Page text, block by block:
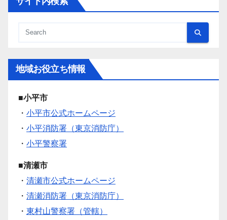
地域お役立ち情報
■小平市
・ 小平市公式ホームページ
・ 小平消防署（東京消防庁）
・ 小平警察署
■清瀬市
・ 清瀬市公式ホームページ
・ 清瀬消防署（東京消防庁）
・ 東村山警察署（管轄）